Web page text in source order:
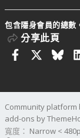
包含隱身會員的總數
分享此頁
Facebook
Community platform
add-ons by
寬度